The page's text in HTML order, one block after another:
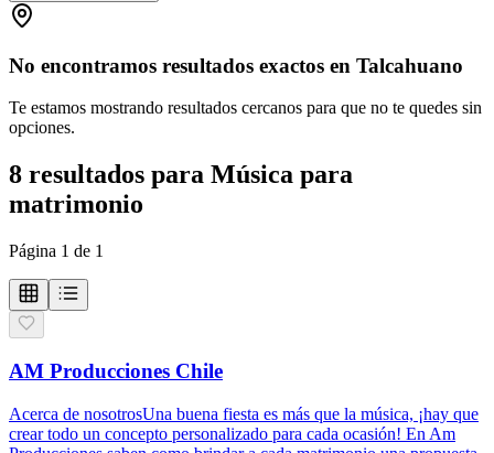
No encontramos resultados exactos en Talcahuano
Te estamos mostrando resultados cercanos para que no te quedes sin
opciones.
8 resultados para Música para
matrimonio
Página 1 de 1
AM Producciones Chile
Acerca de nosotrosUna buena fiesta es más que la música, ¡hay que
crear todo un concepto personalizado para cada ocasión! En Am